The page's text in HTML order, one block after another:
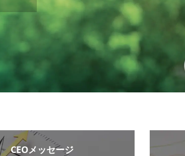
CEOメッセージ